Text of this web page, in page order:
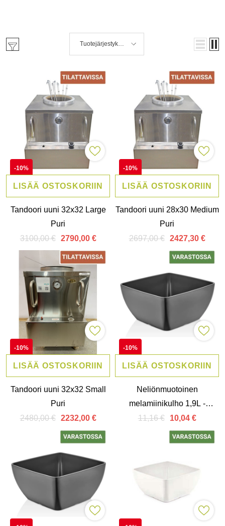
Tuotejärjestyksen
LISÄÄ OSTOSKORIIN
-10%
Tandoori uuni 32x32 Large
Puri
3100,00 €
2790,00 €
LISÄÄ OSTOSKORIIN
-10%
Tandoori uuni 28x30 Medium
Puri
2697,00 €
2427,30 €
LISÄÄ OSTOSKORIIN
-10%
Tandoori uuni 32x32 Small
Puri
2480,00 €
2232,00 €
LISÄÄ OSTOSKORIIN
-10%
Neliönmuotoinen
melamiinikulho 1,9L -
19x19cm, Graphite
11,16 € 10,04 €